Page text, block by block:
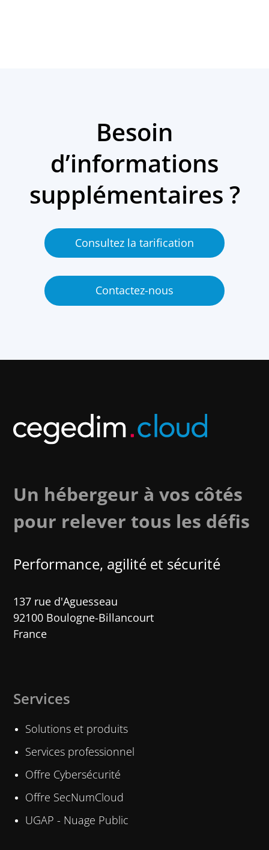
Besoin
d’informations
supplémentaires ?
Consultez la tarification
Contactez-nous
Un hébergeur à vos côtés
pour relever tous les défis
Performance, agilité et sécurité​
137 rue d'Aguesseau
92100 Boulogne-Billancourt
France
Services
Solutions et produits
Services professionnel
Offre Cybersécurité
Offre SecNumCloud
UGAP - Nuage Public